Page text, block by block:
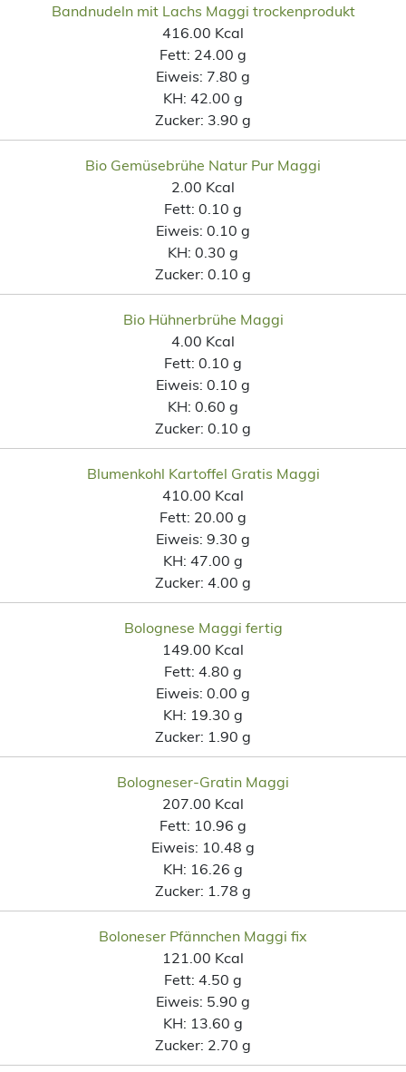
Bandnudeln mit Lachs Maggi trockenprodukt
416.00 Kcal
Fett: 24.00 g
Eiweis: 7.80 g
KH: 42.00 g
Zucker: 3.90 g
Bio Gemüsebrühe Natur Pur Maggi
2.00 Kcal
Fett: 0.10 g
Eiweis: 0.10 g
KH: 0.30 g
Zucker: 0.10 g
Bio Hühnerbrühe Maggi
4.00 Kcal
Fett: 0.10 g
Eiweis: 0.10 g
KH: 0.60 g
Zucker: 0.10 g
Blumenkohl Kartoffel Gratis Maggi
410.00 Kcal
Fett: 20.00 g
Eiweis: 9.30 g
KH: 47.00 g
Zucker: 4.00 g
Bolognese Maggi fertig
149.00 Kcal
Fett: 4.80 g
Eiweis: 0.00 g
KH: 19.30 g
Zucker: 1.90 g
Bologneser-Gratin Maggi
207.00 Kcal
Fett: 10.96 g
Eiweis: 10.48 g
KH: 16.26 g
Zucker: 1.78 g
Boloneser Pfännchen Maggi fix
121.00 Kcal
Fett: 4.50 g
Eiweis: 5.90 g
KH: 13.60 g
Zucker: 2.70 g